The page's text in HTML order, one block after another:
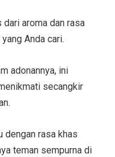
aroma dan rasa
Anda cari.
adonannya, ini
secangkir
dengan rasa khas
teman sempurna di